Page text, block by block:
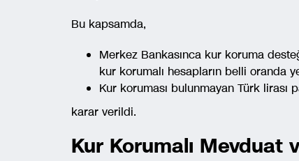
Bu kapsamda,
Merkez Bankasınca kur koruma
kur korumalı hesapların belli oranda
Kur koruması bulunmayan Türk lirası
karar verildi.
Kur Korumalı Mevduat